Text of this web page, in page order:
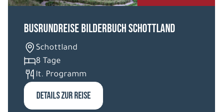
Busrundreise Bilderbuch Schottland
Schottland
8 Tage
lt. Programm
DETAILS ZUR REISE